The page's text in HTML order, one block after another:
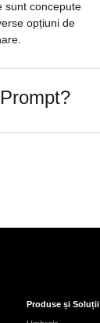
sunt concepute
opțiuni de
Produse și Soluții